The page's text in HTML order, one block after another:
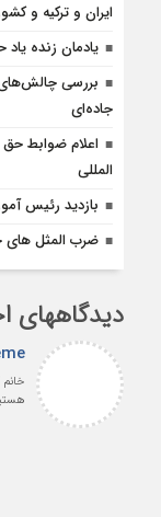
ایران و ترکیه و
یادمان زنده
بررسی چالش‌های
جاده‌ای
اعلام ضوابط
المللى
بازديد رئيس
ضرب المثل
دیدگاههای